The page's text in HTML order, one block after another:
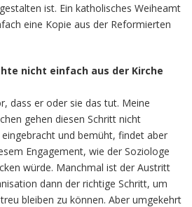
ist. Ein katholisches Weiheamt
eine Kopie aus der Reformierten
nicht einfach aus der Kirche
dass er oder sie das tut. Meine
gehen diesen Schritt nicht
und bemüht, findet aber
Engagement, wie der Soziologe
würde. Manchmal ist der Austritt
dann der richtige Schritt, um
bleiben zu können. Aber umgekehrt